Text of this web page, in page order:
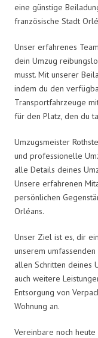
eine günstige
französische Stadt
Unser erfahrenes
dein Umzug
musst. Mit unserer
indem du den
Transportfahrzeuge
für den Platz, den du
Umzugsmeister
und professionelle
alle Details deines
Unsere erfahrenen
persönlichen
Orléans.
Unser Ziel ist es, dir
unserem
allen Schritten deines
auch weitere
Entsorgung von
Wohnung an.
Vereinbare noch